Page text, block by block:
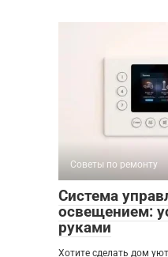
Советы по ремонту
Система
освещением:
руками
Хотите сделать дом